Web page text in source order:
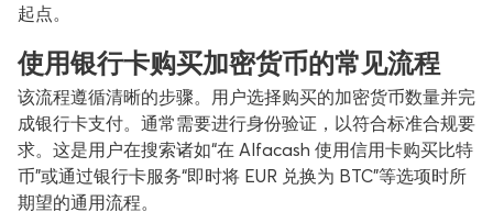
起点。
使用银行卡购买加密货币的常见流程
该流程遵循清晰的步骤。用户选择购买的加密货币数量并完
成银行卡支付。通常需要进行身份验证，以符合标准合规要
求。这是用户在搜索诸如“在 Alfacash 使用信用卡购买比特
币”或通过银行卡服务“即时将 EUR 兑换为 BTC”等选项时所
期望的通用流程。